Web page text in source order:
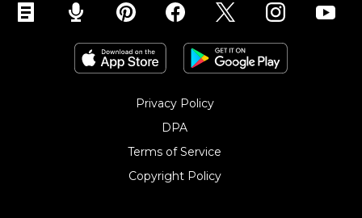
Privacy Policy
DPA
Terms of Service
Copyright Policy‎